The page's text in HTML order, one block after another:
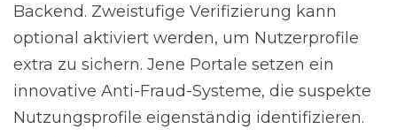
Backend. Zweistufige Verifizierung kann
optional aktiviert werden, um Nutzerprofile
extra zu sichern. Jene Portale setzen ein
innovative Anti-Fraud-Systeme, die suspekte
Nutzungsprofile eigenständig identifizieren.